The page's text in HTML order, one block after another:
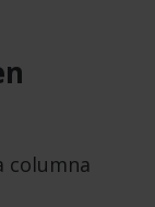
columna